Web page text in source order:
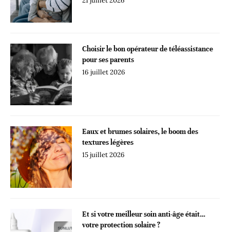
Choisir le bon opérateur de téléassistance
pour ses parents
16 juillet 2026
Eaux et brumes solaires, le boom des
textures légères
15 juillet 2026
Et si votre meilleur soin anti-âge était…
votre protection solaire ?